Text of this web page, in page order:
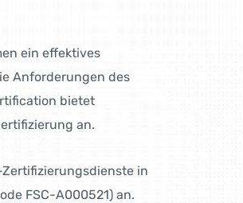
ein effektives
Anforderungen des
bietet
an.
in
FSC-A000521) an.